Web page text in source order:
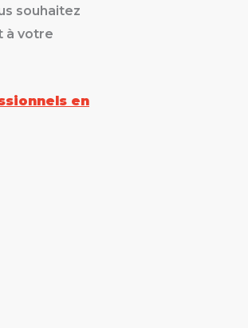
souhaitez
à votre
en